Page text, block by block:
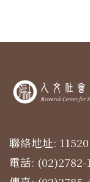
聯絡地址:
電話: (02)2782-